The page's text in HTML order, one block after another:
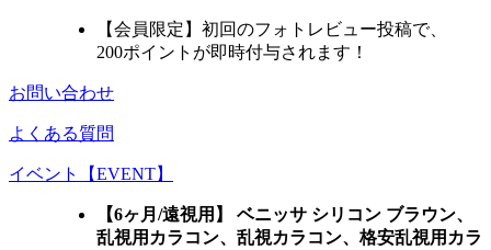
【会員限定】初回のフォトレビュー投稿で、
200ポイント が即時付与されます！
お問い合わせ
よくある質問
イベント【EVENT】
【6ヶ月/遠視用】 ベニッサ シリコン ブラウン、
乱視用カラコン、乱視カラコン、格安乱視用カラ